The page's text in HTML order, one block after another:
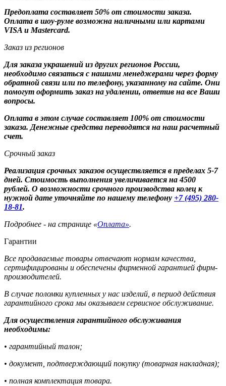
Предоплата составляет 50% от стоимости заказа.
Оплата в шоу-руме возможна наличными или картами
VISA и Mastercard.
Заказ из регионов
Для заказа украшений из других регионов России,
необходимо связаться с нашими менеджерами через форму
обратной связи или по телефону, указанному на сайте. Они
помогут оформить заказ на удалении, ответив на все Ваши
вопросы.
Оплата в этом случае составляет 100% от стоимости
заказа. Денежные средства переводятся на наш расчетный
счет.
Срочный заказ
Реализация срочных заказов осуществляется в пределах 5-7
дней. Стоимость выполнения увеличивается на 4500
рублей. О возможности срочного производства колец к
нужной дате уточняйте по нашему телефону +7 (495) 280-
18-81.
Подробнее - на странице «Оплата».
Гарантии
Все продаваемые товары отвечают нормам качества,
сертифицированы и обеспечены фирменной гарантией фирм-
производителей.
В случае поломки купленных у нас изделий, в период действия
гарантийного срока мы оказываем сервисное обслуживание.
Для осуществления гарантийного обслуживания
необходимы:
• гарантийный талон;
• документ, подтверждающий покупку (товарная накладная);
• полная комплектация товара.